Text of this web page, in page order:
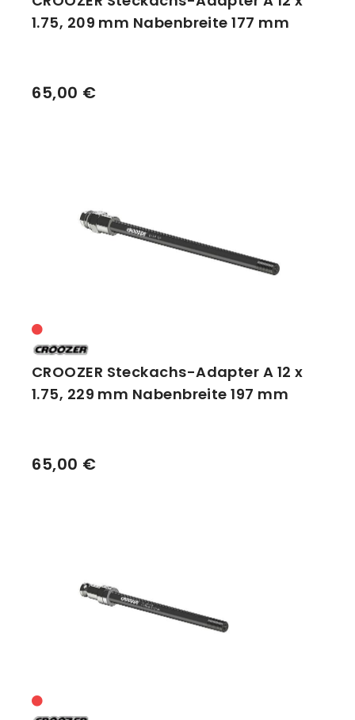
1.75, 209 mm Nabenbreite 177 mm
65,00 €
CROOZER Steckachs-Adapter A 12 x
1.75, 229 mm Nabenbreite 197 mm
65,00 €